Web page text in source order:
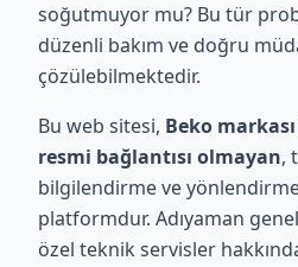
soğutmuyor mu? Bu tür
düzenli bakım ve doğru
çözülebilmektedir.
Bu web sitesi, Beko
resmi bağlantısı olmayan,
bilgilendirme ve
platformdur. Adıyaman
özel teknik servisler